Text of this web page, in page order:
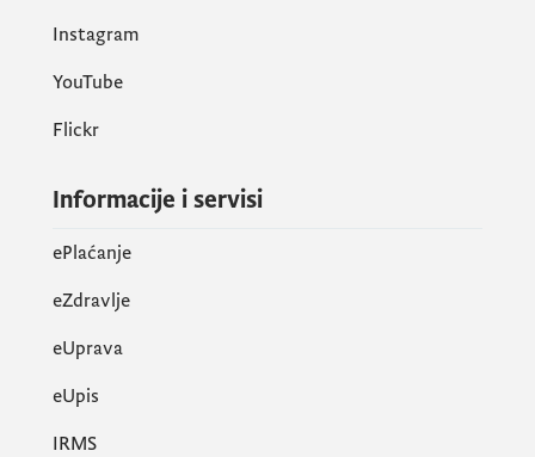
Instagram
YouTube
Flickr
Informacije i servisi
ePlaćanje
eZdravlje
eUprava
еUpis
IRMS